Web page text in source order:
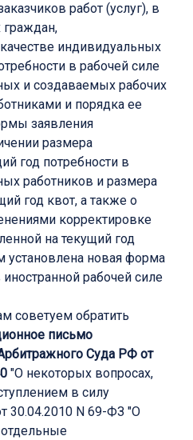
работ (услуг), в
граждан,
индивидуальных
в рабочей силе
и создаваемых рабочих
и порядка ее
заявления
размера
год потребности в
работников и размера
год квот, а также о
корректировке
на текущий год
установлена новая форма
рабочей силе
советуем обратить
письмо
Суда РФ от
"О некоторых вопросах,
в силу
30.04.2010 N 69-ФЗ "О